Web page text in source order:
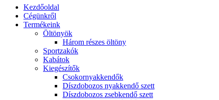
Kezdőoldal
Cégünkről
Termékeink
Öltönyök
Három részes öltöny
Sportzakók
Kabátok
Kiegészítők
Csokornyakkendők
Díszdobozos nyakkendő szett
Díszdobozos zsebkendő szett